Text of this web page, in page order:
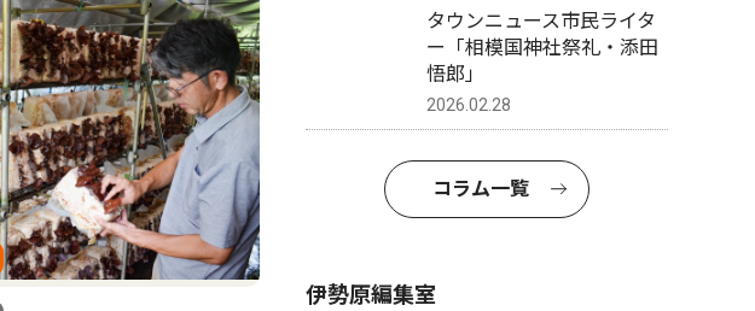
タウンニュース市民ライタ
ー「相模国神社祭礼・添田
悟郎」
2026.02.28
コラム一覧
伊勢原編集室